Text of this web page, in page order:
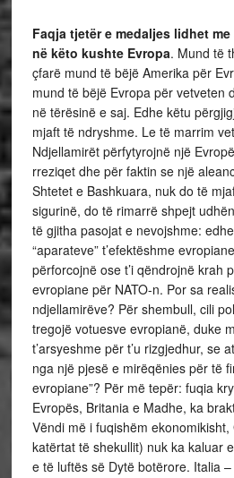
Faqja tjetër e medaljes lidhet
në këto kushte Evropa. Mund të
çfarë mund të bëjë Amerika për
mund të bëjë Evropa për vetveten
në tërësinë e saj. Edhe këtu
mjaft të ndryshme. Le të marrim
Ndjellamirët përfytyrojnë një
rreziqet dhe për faktin se një
Shtetet e Bashkuara, nuk do të
sigurinë, do të rimarrë shpejt
të gjitha pasojat e nevojshme:
“aparateve” t’efektëshme
përforcojnë ose t’i qëndrojnë krah
evropiane për NATO-n. Por sa
ndjellamirëve? Për shembull, cili
tregojë votuesve evropianë, duke
t’arsyeshme për t’u rizgjedhur, se
nga një pjesë e mirëqënies për të
evropiane”? Për më tepër: fuqia
Evropës, Britania e Madhe, ka
Vëndi më i fuqishëm
katërtat të shekullit) nuk ka kaluar
e të luftës së Dytë botërore. Italia